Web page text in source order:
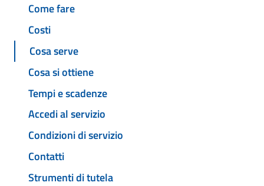
Come fare
Costi
Cosa serve
Cosa si ottiene
Tempi e scadenze
Accedi al servizio
Condizioni di servizio
Contatti
Strumenti di tutela